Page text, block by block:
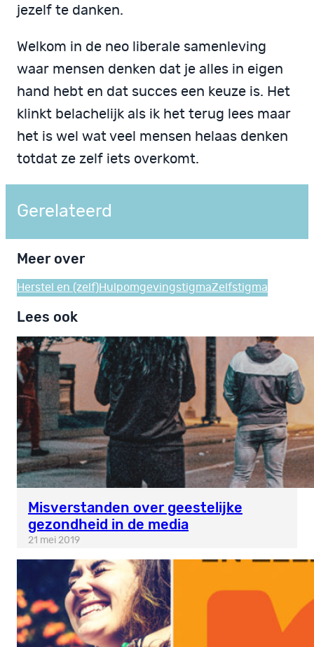
jezelf te danken.
Welkom in de neo liberale samenleving
waar mensen denken dat je alles in eigen
hand hebt en dat succes een keuze is. Het
klinkt belachelijk als ik het terug lees maar
het is wel wat veel mensen helaas denken
totdat ze zelf iets overkomt.
Gerelateerd
Meer over
Herstel en (zelf)HulpomgevingstigmaZelfstigma
Lees ook
Misverstanden over geestelijke
gezondheid in de media
21 mei 2019